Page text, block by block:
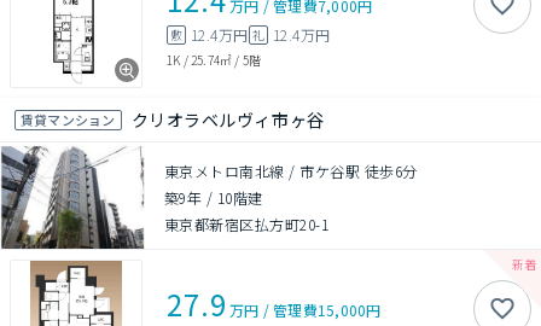
万円 /管理費7,000円
敷 12.4万円 礼 12.4万円
1K / 25.74㎡ / 5階
賃貸マンション クリオラベルヴィ市ヶ谷
東京メトロ南北線 / 市ケ谷駅 徒歩6分
築9年 / 10階建
東京都新宿区払方町20-1
27.9 万円 /管理費15,000円